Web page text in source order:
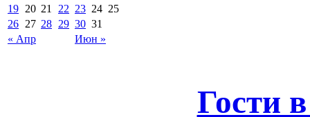
« Апр Июн »
19 20 21 22 23 24 25
26 27 28 29 30 31
Гости